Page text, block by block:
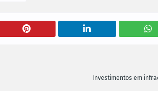
Investimentos em